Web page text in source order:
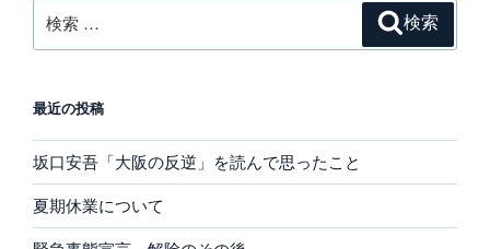
検
索:
検索
最近の投稿
坂口安吾「大阪の反逆」を読んで思ったこと
夏期休業について